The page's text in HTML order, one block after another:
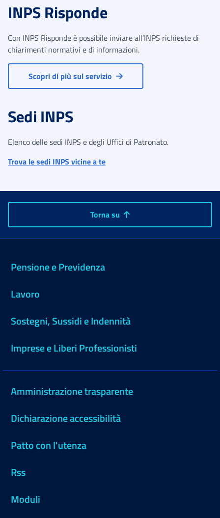
INPS Risponde
Con INPS Risponde è possibile inviare all’INPS richieste di
chiarimenti normativi e di informazioni.
Scopri di più sul servizio
Sedi INPS
Elenco delle sedi INPS e degli Uffici di Patronato.
Trova le sedi INPS vicine a te
Torna su
Pensione e Previdenza
Lavoro
Sostegni, Sussidi e Indennità
Imprese e Liberi Professionisti
Amministrazione trasparente
Dichiarazione accessibilità
Patto con l'utenza
Rss
Moduli